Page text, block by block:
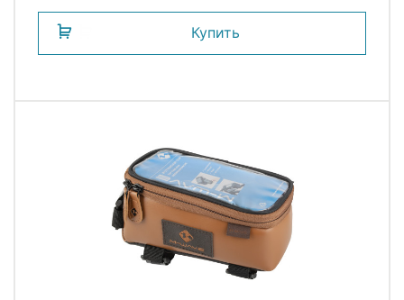
Купить